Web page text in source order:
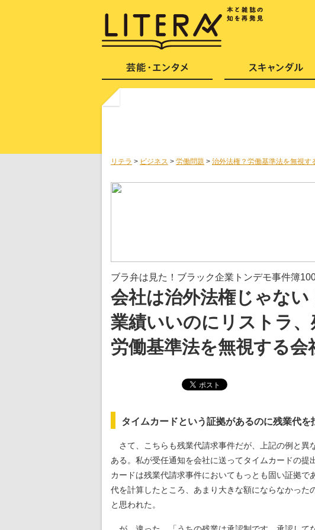
リテラ > ビジネス > 労働問題 > 治外法権？労働基準法を無視す
ブラ弁は見た！ブラック企業トンデモ事件簿
会社は治外法権じゃない
業績いいのにリストラ
労働基準法を無視する会
タイムカードという証拠があるのに残業代
さて、こちらも残業代請求事件だが、上記の例と異
ある。私が受任通知を会社に送ってタイムカードの提
カードは残業代請求事件においてもっとも固い証拠
代を計算したところ、あまり大きな額にならなかった
と思われた。